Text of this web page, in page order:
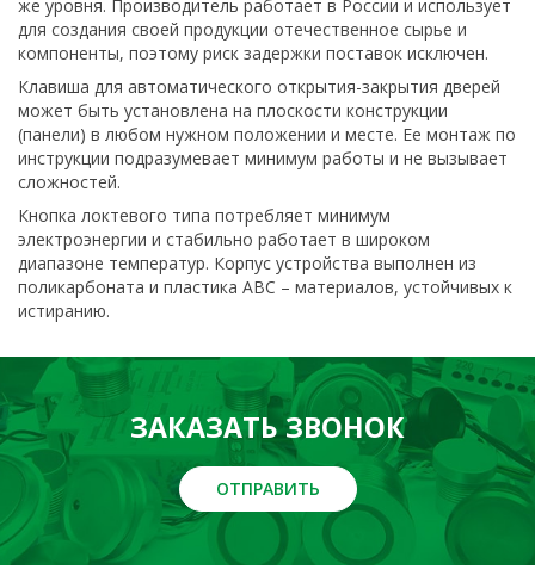
же уровня. Производитель работает в России и использует
для создания своей продукции отечественное сырье и
компоненты, поэтому риск задержки поставок исключен.
Клавиша для автоматического открытия-закрытия дверей
может быть установлена на плоскости конструкции
(панели) в любом нужном положении и месте. Ее монтаж по
инструкции подразумевает минимум работы и не вызывает
сложностей.
Кнопка локтевого типа потребляет минимум
электроэнергии и стабильно работает в широком
диапазоне температур. Корпус устройства выполнен из
поликарбоната и пластика ABC – материалов, устойчивых к
истиранию.
ЗАКАЗАТЬ ЗВОНОК
ОТПРАВИТЬ